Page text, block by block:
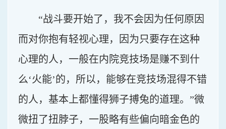
“战斗要开始了，我不会因为任何原因
而对你抱有轻视心理，因为只要存在这种
心理的人，一般在内院竞技场是赚不到什
么‘火能’的，所以，能够在竞技场混得不错
的人，基本上都懂得狮子搏兔的道理。”微
微扭了扭脖子，一股略有些偏向暗金色的